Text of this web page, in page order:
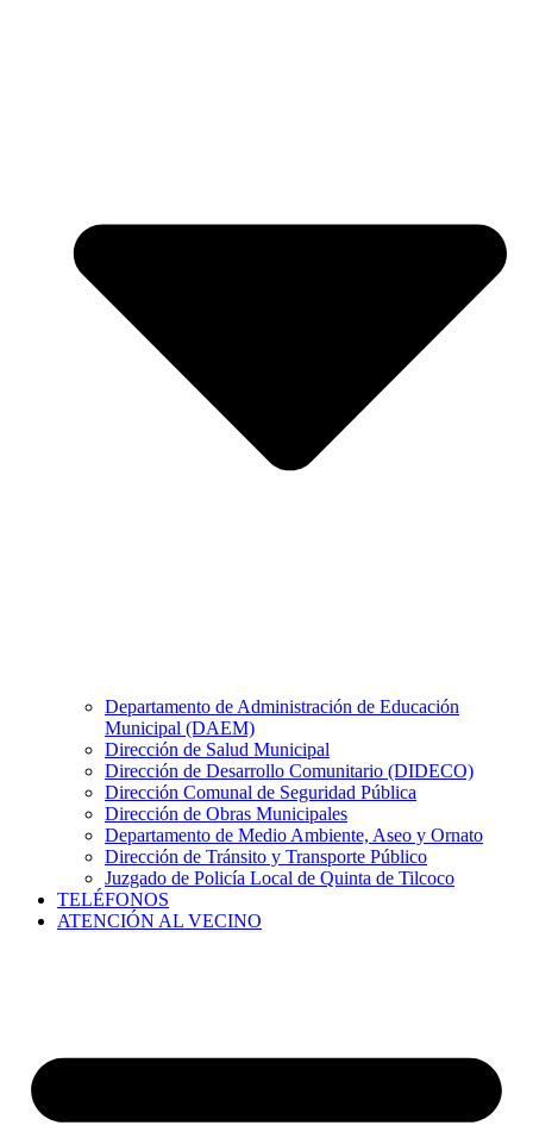
Departamento de Administración de Educación
Municipal (DAEM)
Dirección de Salud Municipal
Dirección de Desarrollo Comunitario (DIDECO)
Dirección Comunal de Seguridad Pública
Dirección de Obras Municipales
Departamento de Medio Ambiente, Aseo y Ornato
Dirección de Tránsito y Transporte Público
Juzgado de Policía Local de Quinta de Tilcoco
TELÉFONOS
ATENCIÓN AL VECINO